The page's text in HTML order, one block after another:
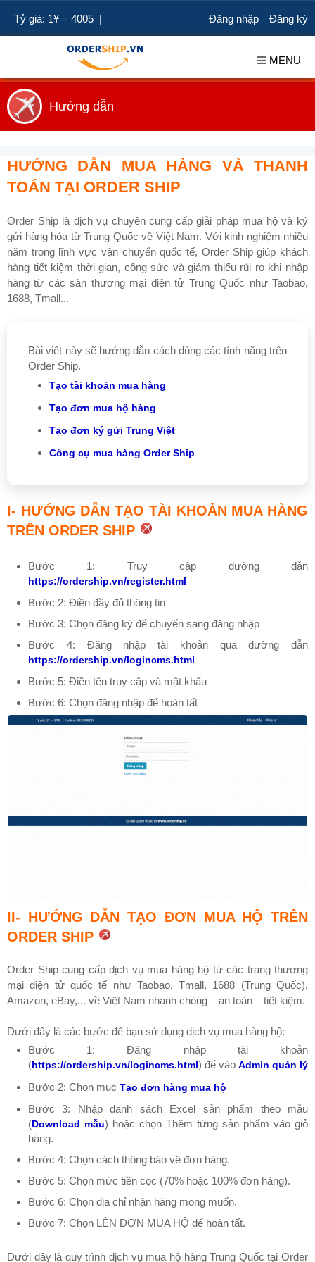
Tỷ giá: 1¥ = 4005 | Đăng nhập Đăng ký
MENU
Hướng dẫn
HƯỚNG DẪN MUA HÀNG VÀ THANH
TOÁN TẠI ORDER SHIP
Order Ship là dịch vụ chuyên cung cấp giải pháp mua hộ và ký
gửi hàng hóa từ Trung Quốc về Việt Nam. Với kinh nghiệm nhiều
năm trong lĩnh vực vận chuyển quốc tế, Order Ship giúp khách
hàng tiết kiệm thời gian, công sức và giảm thiểu rủi ro khi nhập
hàng từ các sàn thương mại điện tử Trung Quốc như Taobao,
1688, Tmall...
Bài viết này sẽ hướng dẫn cách dùng các tính năng trên
Order Ship.
Tạo tài khoản mua hàng
Tạo đơn mua hộ hàng
Tạo đơn ký gửi Trung Việt
Công cụ mua hàng Order Ship
I- HƯỚNG DẪN TẠO TÀI KHOẢN MUA HÀNG
TRÊN ORDER SHIP
Bước 1: Truy cập đường dẫn
https://ordership.vn/register.html
Bước 2: Điền đầy đủ thông tin
Bước 3: Chọn đăng ký để chuyển sang đăng nhập
Bước 4: Đăng nhập tài khoản qua đường dẫn
https://ordership.vn/logincms.html
Bước 5: Điền tên truy cập và mật khẩu
Bước 6: Chọn đăng nhập để hoàn tất
II- HƯỚNG DẪN TẠO ĐƠN MUA HỘ TRÊN
ORDER SHIP
Order Ship cung cấp dịch vụ mua hàng hộ từ các trang thương
mại điện tử quốc tế như Taobao, Tmall, 1688 (Trung Quốc),
Amazon, eBay,... về Việt Nam nhanh chóng – an toàn – tiết kiệm.
Dưới đây là các bước để bạn sử dụng dịch vụ mua hàng hộ:
Bước 1: Đăng nhập tài khoản
(https://ordership.vn/logincms.html) để vào Admin quản lý
Bước 2: Chọn mục Tạo đơn hàng mua hộ
Bước 3: Nhập danh sách Excel sản phẩm theo mẫu
(Download mẫu) hoặc chọn Thêm từng sản phẩm vào giỏ
hàng.
Bước 4: Chọn cách thông báo về đơn hàng.
Bước 5: Chọn mức tiền cọc (70% hoặc 100% đơn hàng).
Bước 6: Chọn địa chỉ nhận hàng mong muốn.
Bước 7: Chọn LÊN ĐƠN MUA HỘ để hoàn tất.
Dưới đây là quy trình dịch vụ mua hộ hàng Trung Quốc tại Order